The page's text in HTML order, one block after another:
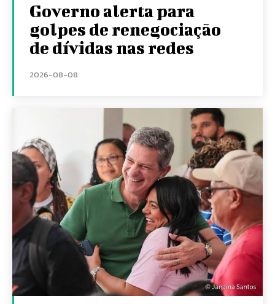
Governo alerta para
golpes de renegociação
de dívidas nas redes
2026-08-08